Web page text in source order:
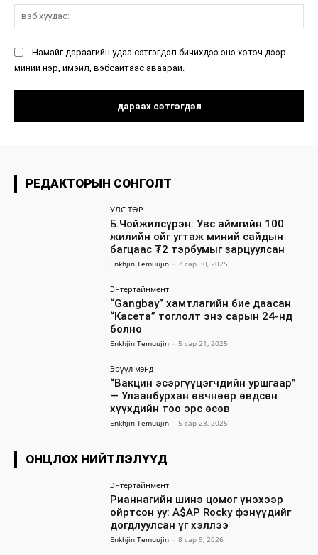
Намайг дараагийн удаа сэтгэгдэл бичихдээ энэ хөтөч дээр
миний нэр, имэйл, вэбсайтаас аваарай.
РЕДАКТОРЫН СОНГОЛТ
УЛС ТӨР
Б.Чойжилсүрэн: Увс аймгийн 100
жилийн ойг угтаж миний сайдын
багцаас ₮2 тэрбумыг зарцуулсан
Enkhjin Temuujin - 7 сар 30, 2025
Энтертайнмент
“Gangbay” хамтлагийн бие даасан
“Касета” тоглолт энэ сарын 24-нд
болно
Enkhjin Temuujin - 5 сар 21, 2025
Эрүүл мэнд
“Вакцин эсэргүүцэгчдийн уршгаар”
— Улаанбурхан өвчнөөр өвдсөн
хүүхдийн тоо эрс өсөв
Enkhjin Temuujin - 5 сар 23, 2025
ОНЦЛОХ НИЙТЛЭЛҮҮД
Энтертайнмент
Рианнагийн шинэ цомог үнэхээр
ойртсон уу: A$AP Rocky фэнүүдийг
догдлуулсан үг хэллээ
Enkhjin Temuujin - 8 сар 9, 2026